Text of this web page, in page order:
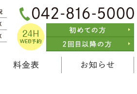
料金表 お知らせ